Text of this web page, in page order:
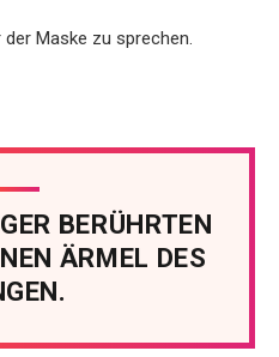
Maske zu sprechen.
BERÜHRTEN
ÄRMEL DES